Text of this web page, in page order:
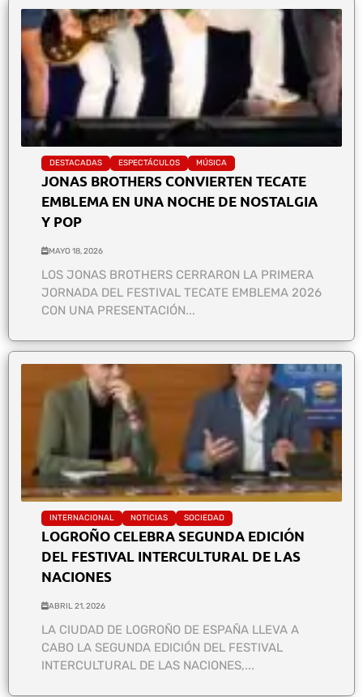
DESTACADAS ESPECTÁCULOS MÚSICA
JONAS BROTHERS CONVIERTEN TECATE
EMBLEMA EN UNA NOCHE DE NOSTALGIA
Y POP
MAYO 18, 2026
LOS JONAS BROTHERS CERRARON LA PRIMERA
JORNADA DEL FESTIVAL TECATE EMBLEMA 2026
CON UNA PRESENTACIÓN...
INTERNACIONAL NOTICIAS SOCIEDAD
LOGROÑO CELEBRA SEGUNDA EDICIÓN
DEL FESTIVAL INTERCULTURAL DE LAS
NACIONES
ABRIL 21, 2026
LA CIUDAD DE LOGROÑO DE ESPAÑA LLEVA A
CABO LA SEGUNDA EDICIÓN DEL FESTIVAL
INTERCULTURAL DE LAS NACIONES,...